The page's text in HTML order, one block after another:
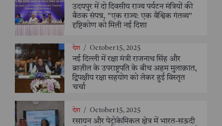
उदयपुर में दो दिवसीय राज्य पर्यटन मंत्रियों की
बैठक संपन्न, "एक राज्य: एक वैश्विक गंतव्य"
दृष्टिकोण को मिली नई दिशा
देश / October 15, 2025
नई दिल्ली में रक्षा मंत्री राजनाथ सिंह और
ब्राज़ील के उपराष्ट्रपति के बीच अहम मुलाक़ात,
द्विपक्षीय रक्षा सहयोग को लेकर हुई विस्तृत
चर्चा
देश / October 15, 2025
रसायन और पेट्रोकेमिकल क्षेत्र में भारत-सऊदी